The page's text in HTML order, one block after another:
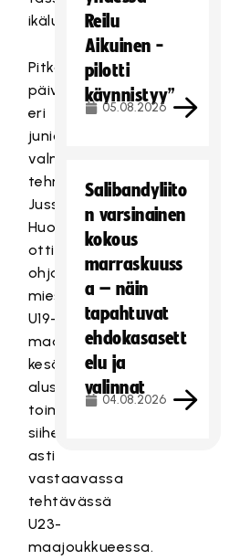
ikäluokassa.
Pitkän
päivätyön
eri
juniorimaajoukkueiden
valmentajana
tehnyt
Jussi
Huovinen
otti
ohjat
miesten
U19-
maajoukkueessa
kesäkuun
alussa,
toimittuaan
siihen
asti
vastaavassa
tehtävässä
U23-
maajoukkueessa.
Reilu
Aikuinen -
pilotti
käynnistyy”
05.08.2026
Salibandyliito
n varsinainen
kokous
marraskuuss
a – näin
tapahtuvat
ehdokasasett
elu ja
valinnat
04.08.2026